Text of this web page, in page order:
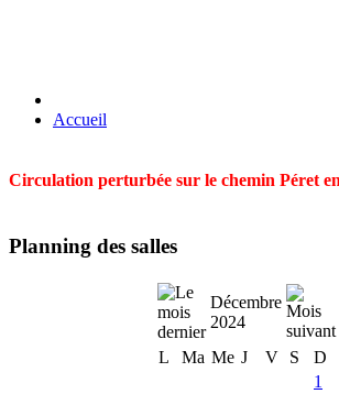
Accueil
Circulation perturbée sur le chemin Péret
Planning des salles
Décembre
2024
L
Ma Me J V S
D
1